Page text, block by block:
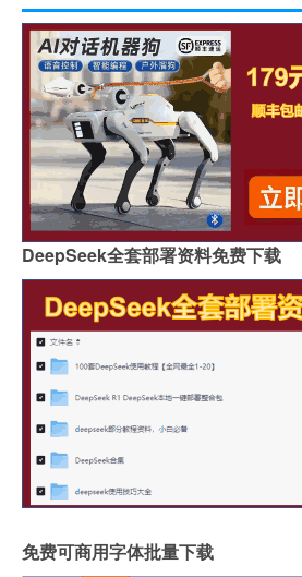
DeepSeek全套部署资料免费下载
免费可商用字体批量下载